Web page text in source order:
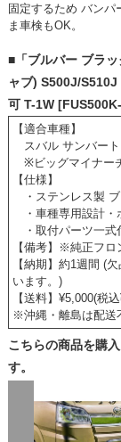
固定するため バンパ
ま車検もOK。
■「ブルバー ブラ
ャブ) S500J/
可 T-1W
【適合車種】
スバル サンバート
※ビッグマイナー
【仕様】
・ステンレス製
・車種専用設計・
・取付パーツ一式
【備考】※純正フ
【納期】約1週間 (
います。)
【送料】¥5,000(税
※沖縄・離島は配
こちらの商品を購
す。